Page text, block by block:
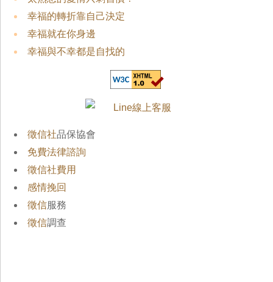
幸福的轉折靠自己決定
幸福就在你身邊
幸福與不幸都是自找的
徵信社品保協會
免費法律諮詢
徵信社費用
感情挽回
徵信服務
徵信調查